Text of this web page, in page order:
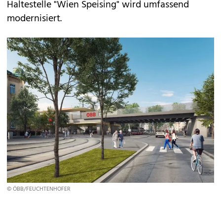
Haltestelle "Wien Speising" wird umfassend
modernisiert.
© ÖBB/FEUCHTENHOFER